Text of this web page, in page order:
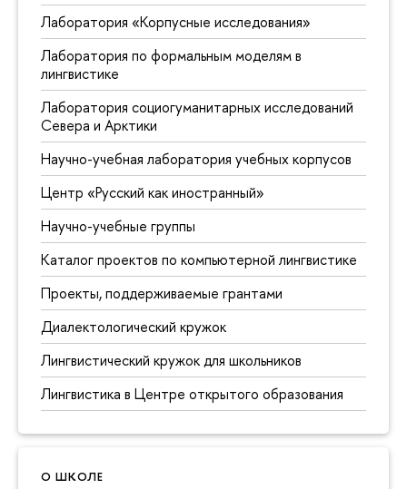
Лаборатория «Корпусные исследования»
Лаборатория по формальным моделям в
лингвистике
Лаборатория социогуманитарных исследований
Севера и Арктики
Научно-учебная лаборатория учебных корпусов
Центр «Русский как иностранный»
Научно-учебные группы
Каталог проектов по компьютерной лингвистике
Проекты, поддерживаемые грантами
Диалектологический кружок
Лингвистический кружок для школьников
Лингвистика в Центре открытого образования
О ШКОЛЕ